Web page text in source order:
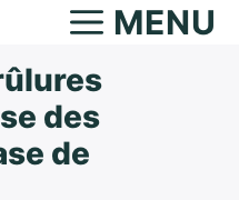
MENU
des
de